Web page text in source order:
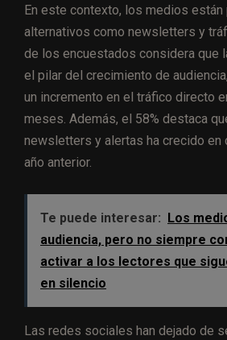
En este contexto, los medios
alternativos como newsletters y
de los encuestados considera que
el pilar del crecimiento de
un incremento en el tráfico directo
meses. Además, el 58% destaca
newsletters y alertas ha crecido en
año anterior.
Te puede interesar: Los
audiencia, pero no siempre
activar a los lectores que
en silencio
Las redes sociales han dejado de